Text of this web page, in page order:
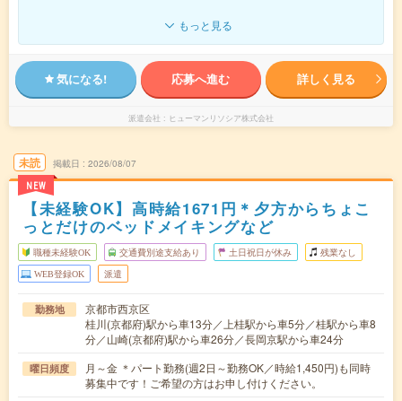
もっと見る
気になる! 応募へ進む 詳しく見る
派遣会社 ヒューマンリソシア株式会社
未読
NEW
掲載日 2026/08/07
【未経験OK】高時給1671円＊夕方からちょこ
っとだけのベッドメイキングなど
職種未経験OK 交通費別途支給あり 土日祝日が休み 残業なし
WEB登録OK 派遣
勤務地
京都市西京区
桂川(京都府)駅から車13分／上桂駅から車5分／桂駅から車8
分／山崎(京都府)駅から車26分／長岡京駅から車24分
曜日頻度
月～金 ＊パート勤務(週2日～勤務OK／時給1,450円)も同時
募集中です！ご希望の方はお申し付けください。